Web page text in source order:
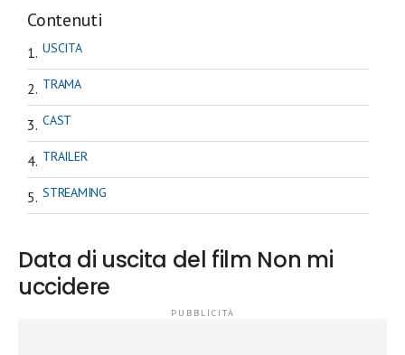
Contenuti
USCITA
TRAMA
CAST
TRAILER
STREAMING
Data di uscita del film Non mi
uccidere